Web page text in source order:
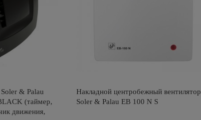
& Palau
(таймер,
движения,
Накладной центробежный вентилятор
Soler & Palau EB 100 N S